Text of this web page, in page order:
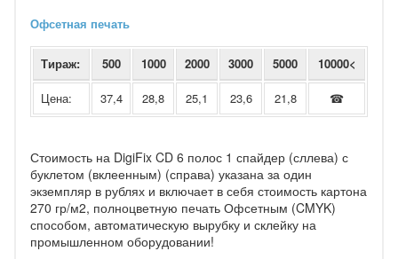
Офсетная печать
Тираж: 500 1000 2000 3000 5000 10000<
Цена: 37,4 28,8 25,1 23,6 21,8 ☎
Стоимость на DigiFix CD 6 полос 1 спайдер (сллева) с
буклетом (вклеенным) (справа) указана за один
экземпляр в рублях и включает в себя стоимость картона
270 гр/м2, полноцветную печать Офсетным (CMYK)
способом, автоматическую вырубку и склейку на
промышленном оборудовании!